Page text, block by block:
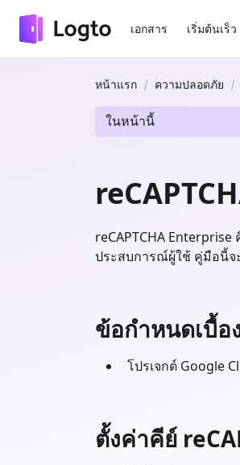
เอกสาร เริ่มต้นเร็ว
หน้าแรก ความปลอดภัย
ในหน้านี้
reCAPTCHA
ประสบการณ์ผู้ใช้ คู่มือนี้จ
ข้อกำหนดเบื้อ
โปรเจกต์ Google
ตั้งค่าคีย์